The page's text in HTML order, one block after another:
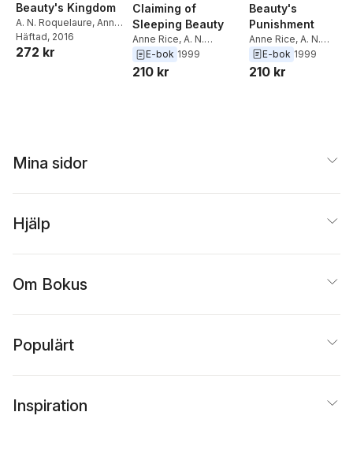
Beauty's Kingdom
A. N. Roquelaure, Anne
Rice
Häftad, 2016
272 kr
Claiming of
Sleeping Beauty
Anne Rice, A. N.
Roquelaure
E-bok 1999
210 kr
Beauty's
Punishment
Anne Rice, A. N.
Roquelaure
E-bok 1999
210 kr
Mina sidor
Hjälp
Om Bokus
Populärt
Inspiration